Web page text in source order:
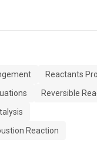
Reactants
Reversible
Reaction